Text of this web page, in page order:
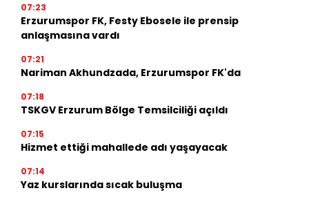
07:23
Erzurumspor FK, Festy Ebosele ile prensip
anlaşmasına vardı
07:21
Nariman Akhundzada, Erzurumspor FK'da
07:18
TSKGV Erzurum Bölge Temsilciliği açıldı
07:15
Hizmet ettiği mahallede adı yaşayacak
07:14
Yaz kurslarında sıcak buluşma